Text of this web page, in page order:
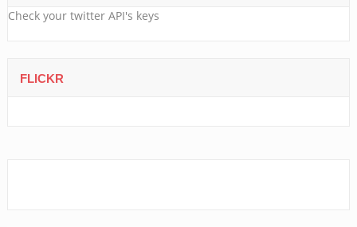
Check your twitter API's keys
FLICKR